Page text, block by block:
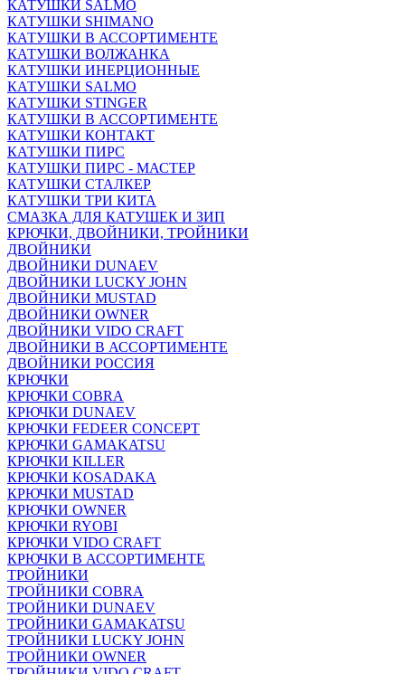
КАТУШКИ SALMO
КАТУШКИ SHIMANO
КАТУШКИ В АССОРТИМЕНТЕ
КАТУШКИ ВОЛЖАНКА
КАТУШКИ ИНЕРЦИОННЫЕ
КАТУШКИ SALMO
КАТУШКИ STINGER
КАТУШКИ В АССОРТИМЕНТЕ
КАТУШКИ КОНТАКТ
КАТУШКИ ПИРС
КАТУШКИ ПИРС - МАСТЕР
КАТУШКИ СТАЛКЕР
КАТУШКИ ТРИ КИТА
СМАЗКА ДЛЯ КАТУШЕК И ЗИП
КРЮЧКИ, ДВОЙНИКИ, ТРОЙНИКИ
ДВОЙНИКИ
ДВОЙНИКИ DUNAEV
ДВОЙНИКИ LUCKY JOHN
ДВОЙНИКИ MUSTAD
ДВОЙНИКИ OWNER
ДВОЙНИКИ VIDO CRAFT
ДВОЙНИКИ В АССОРТИМЕНТЕ
ДВОЙНИКИ РОССИЯ
КРЮЧКИ
КРЮЧКИ COBRA
КРЮЧКИ DUNAEV
КРЮЧКИ FEDEER CONCEPT
КРЮЧКИ GAMAKATSU
КРЮЧКИ KILLER
КРЮЧКИ KOSADAKA
КРЮЧКИ MUSTAD
КРЮЧКИ OWNER
КРЮЧКИ RYOBI
КРЮЧКИ VIDO CRAFT
КРЮЧКИ В АССОРТИМЕНТЕ
ТРОЙНИКИ
ТРОЙНИКИ COBRA
ТРОЙНИКИ DUNAEV
ТРОЙНИКИ GAMAKATSU
ТРОЙНИКИ LUCKY JOHN
ТРОЙНИКИ OWNER